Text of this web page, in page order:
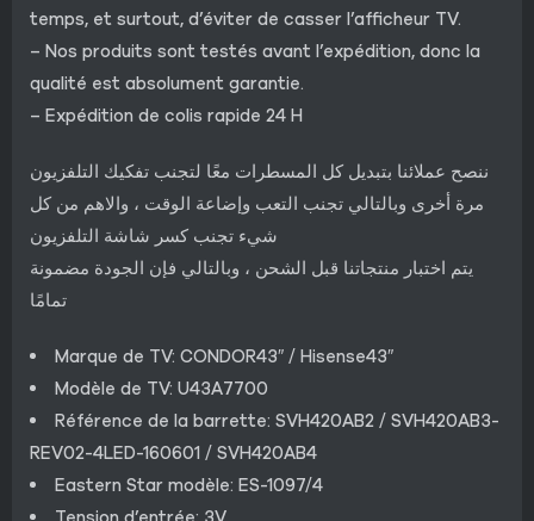
temps, et surtout, d’éviter de casser l’afficheur TV.
– Nos produits sont testés avant l’expédition, donc la
qualité est absolument garantie.
– Expédition de colis rapide 24 H
ننصح عملائنا بتبديل كل المسطرات معًا لتجنب تفكيك التلفزيون
مرة أخرى وبالتالي تجنب التعب وإضاعة الوقت ، والاهم من كل
شيء تجنب كسر شاشة التلفزيون
يتم اختبار منتجاتنا قبل الشحن ، وبالتالي فإن الجودة مضمونة
تمامًا
Marque de TV: CONDOR43″ / Hisense43″
Modèle de TV: U43A7700
Référence de la barrette: SVH420AB2 / SVH420AB3-
REV02-4LED-160601 / SVH420AB4
Eastern Star modèle: ES-1097/4